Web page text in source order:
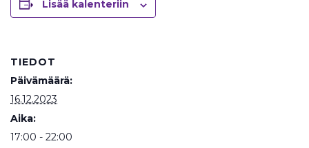
Lisää kalenteriin
TIEDOT
Päivämäärä:
16.12.2023
Aika:
17:00 - 22:00